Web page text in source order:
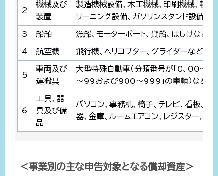
2
機械及び
装置
製造機械設備、木工機械、印刷機械、耕
リーニング設備、ガソリンスタンド設備な
3 船舶 漁船、モーターボート、貸船、はしけなど
4 航空機 飛行機、ヘリコプター、グライダーなど
5
車両及び
運搬具
大型特殊自動車（分類番号が「0、00～
～99および900～999」の車輌）など
6
工具、器
具及び備
品
パソコン、事務机、椅子、テレビ、看板、
器、金庫、ルームエアコン、レジスター、
＜事業別の主な申告対象となる償却資産＞